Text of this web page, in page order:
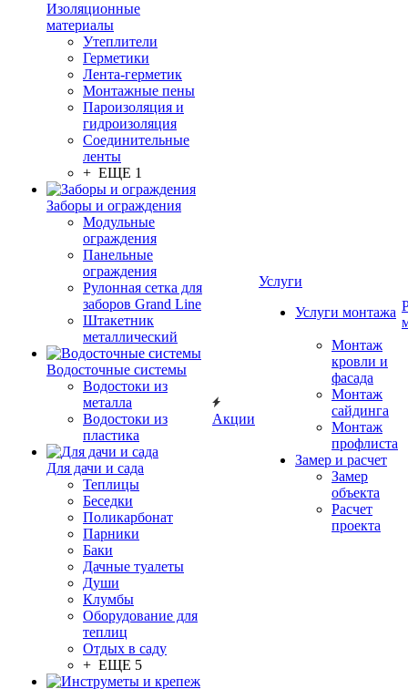
Изоляционные
материалы
Утеплители
Герметики
Лента-герметик
Монтажные пены
Пароизоляция и
гидроизоляция
Соединительные
ленты
+ ЕЩЕ 1
Заборы и ограждения
Модульные
ограждения
Панельные
ограждения
Рулонная сетка для
заборов Grand Line
Штакетник
металлический
Водосточные системы
Водостоки из
металла
Водостоки из
пластика
Для дачи и сада
Теплицы
Беседки
Поликарбонат
Парники
Баки
Дачные туалеты
Души
Клумбы
Оборудование для
теплиц
Отдых в саду
+ ЕЩЕ 5
Акции
Услуги
Услуги монтажа
Монтаж
кровли и
фасада
Монтаж
сайдинга
Монтаж
профлиста
Замер и расчет
Замер
объекта
Расчет
проекта